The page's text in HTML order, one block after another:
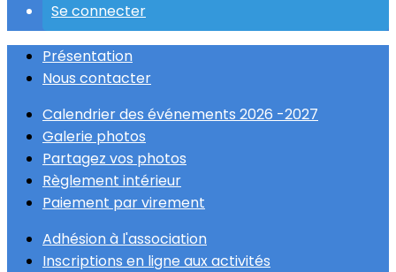
Se connecter
Présentation
Nous contacter
Calendrier des événements 2026 -2027
Galerie photos
Partagez vos photos
Règlement intérieur
Paiement par virement
Adhésion à l'association
Inscriptions en ligne aux activités